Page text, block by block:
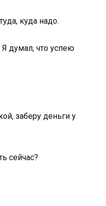
куда надо.
Я думал, что успею
заберу деньги у
сейчас?